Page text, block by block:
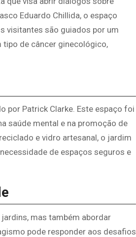
Eduardo Chillida, o espaço
visitantes são guiados por um
tipo de câncer ginecológico,
por Patrick Clarke. Este espaço foi
saúde mental e na promoção de
e vidro artesanal, o jardim
de espaços seguros e
mas também abordar
pode responder aos desafios